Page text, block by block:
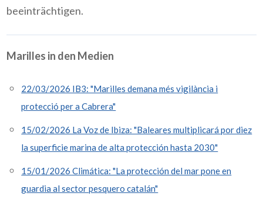
beeinträchtigen.
Marilles in den Medien
22/03/2026 IB3: "Marilles demana més vigilància i
protecció per a Cabrera"
15/02/2026 La Voz de Ibiza: "Baleares multiplicará por diez
la superficie marina de alta protección hasta 2030"
15/01/2026 Climática: "La protección del mar pone en
guardia al sector pesquero catalán"